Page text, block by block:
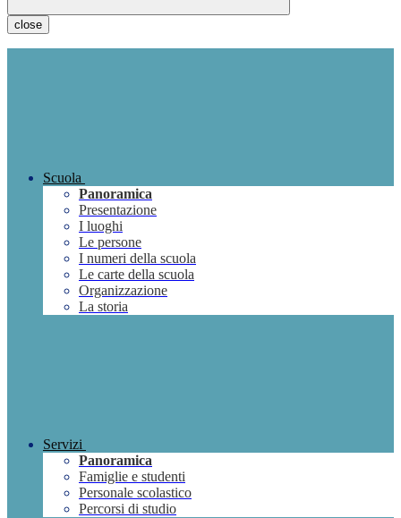
close
Scuola
Panoramica
Presentazione
I luoghi
Le persone
I numeri della scuola
Le carte della scuola
Organizzazione
La storia
Servizi
Panoramica
Famiglie e studenti
Personale scolastico
Percorsi di studio